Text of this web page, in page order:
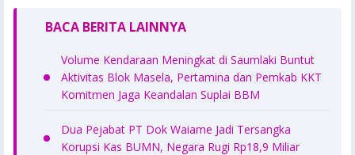
BACA BERITA LAINNYA
Volume Kendaraan Meningkat di Saumlaki Buntut
Aktivitas Blok Masela, Pertamina dan Pemkab KKT
Komitmen Jaga Keandalan Suplai BBM
Dua Pejabat PT Dok Waiame Jadi Tersangka
Korupsi Kas BUMN, Negara Rugi Rp18,9 Miliar